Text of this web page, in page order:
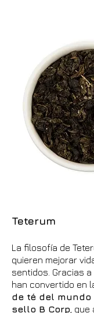
Teterum
La filosofía de
quieren mejorar
sentidos. Gracias
han convertido en
de té del mundo
sello B Corp ,